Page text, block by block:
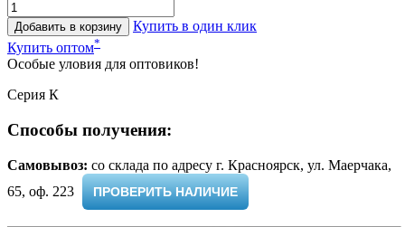
Добавить в корзину
Купить в один клик
Купить оптом*
Особые уловия для оптовиков!
Серия К
Способы получения:
Самовывоз: cо склада по адресу г. Красноярск, ул. Маерчака,
65, оф. 223 ​
ПРОВЕРИТЬ НАЛИЧИЕ